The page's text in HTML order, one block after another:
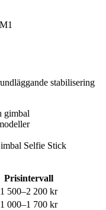
stabilisering
gimbal
Selfie Stick
Prisintervall
1 500–2 200 kr
1 000–1 700 kr